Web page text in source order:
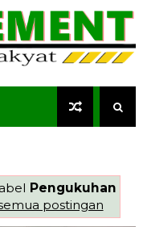
Pengukuhan
postingan